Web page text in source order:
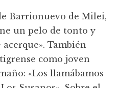
Barrionuevo de Milei,
un pelo de tonto y
También
como joven
«Los llamábamos